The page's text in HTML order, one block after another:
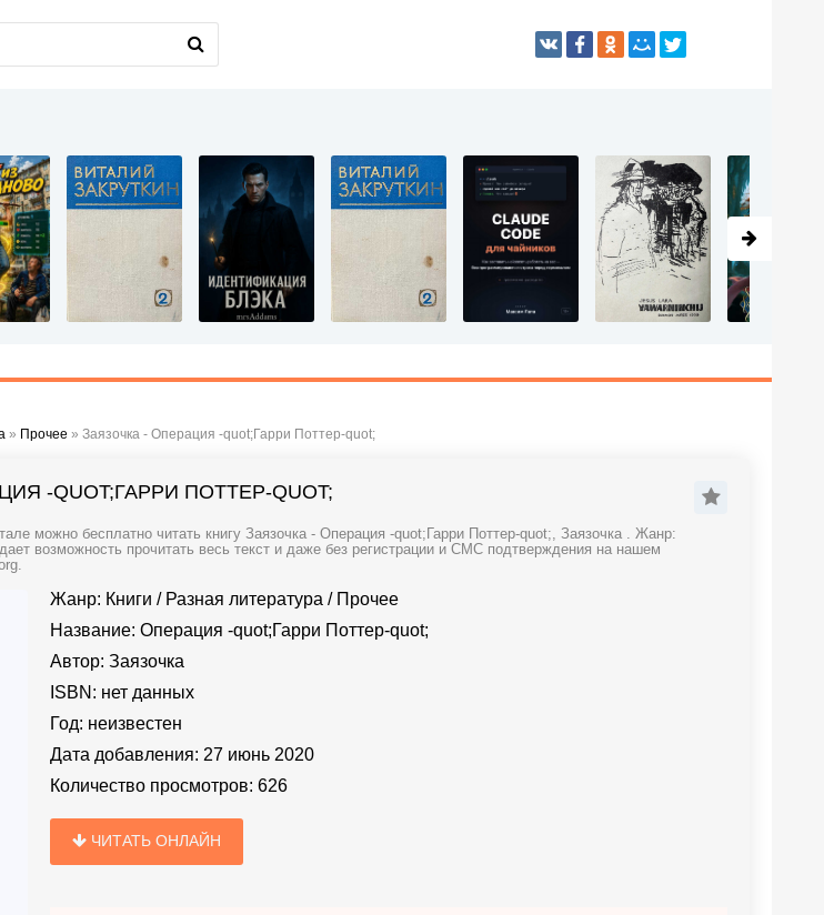
» Прочее » Заязочка - Операция -quot;Гарри Поттер-quot;
-QUOT;ГАРРИ ПОТТЕР-QUOT;
можно бесплатно читать книгу Заязочка - Операция -quot;Гарри Поттер-quot;, Заязочка . Жанр:
возможность прочитать весь текст и даже без регистрации и СМС подтверждения на нашем
Жанр: Книги / Разная литература / Прочее
Название: Операция -quot;Гарри Поттер-quot;
Автор: Заязочка
ISBN: нет данных
Год: неизвестен
Дата добавления: 27 июнь 2020
Количество просмотров: 626
ЧИТАТЬ ОНЛАЙН